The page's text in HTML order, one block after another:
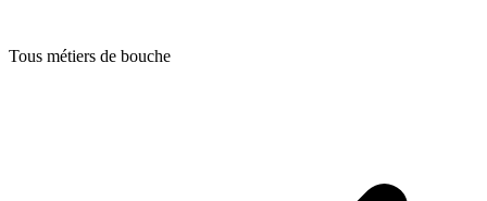
Tous métiers de bouche